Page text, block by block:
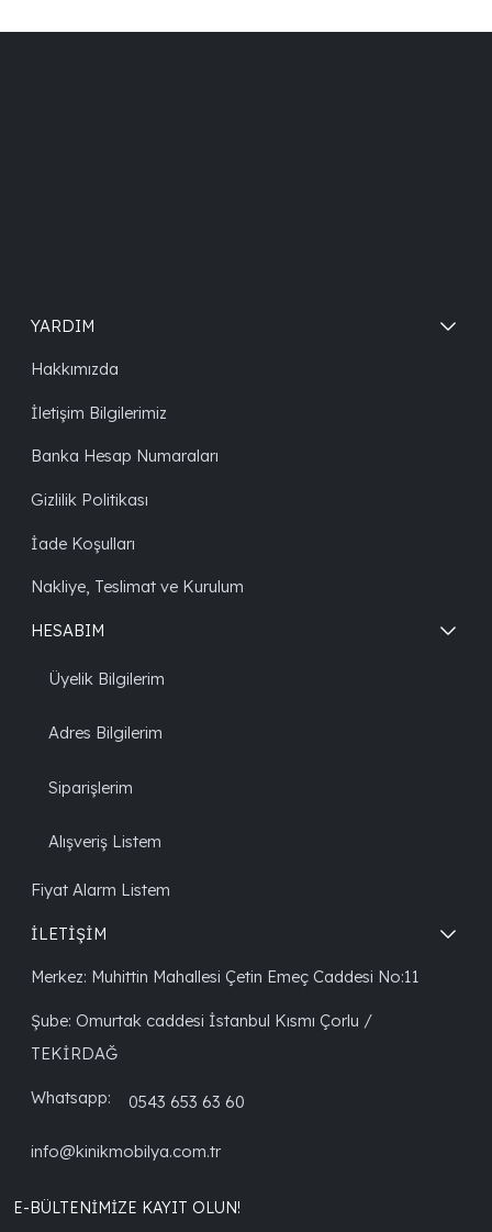
YARDIM
Hakkımızda
İletişim Bilgilerimiz
Banka Hesap Numaraları
Gizlilik Politikası
İade Koşulları
Nakliye, Teslimat ve Kurulum
HESABIM
Üyelik Bilgilerim
Adres Bilgilerim
Siparişlerim
Alışveriş Listem
Fiyat Alarm Listem
İLETİŞİM
Merkez: Muhittin Mahallesi Çetin Emeç Caddesi No:11
Şube: Omurtak caddesi İstanbul Kısmı Çorlu /
TEKİRDAĞ
Whatsapp: 0543 653 63 60
info@kinikmobilya.com.tr
E-BÜLTENIMIZE KAYIT OLUN!